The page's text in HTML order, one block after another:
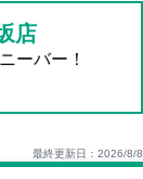
店
ーバー！
最終更新日：2026/8/8